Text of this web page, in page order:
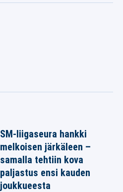
SM-liigaseura hankki
melkoisen järkäleen –
samalla tehtiin kova
paljastus ensi kauden
joukkueesta